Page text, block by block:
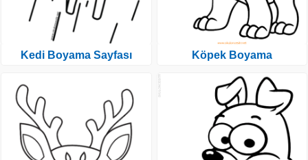
Kedi Boyama Sayfası Köpek Boyama